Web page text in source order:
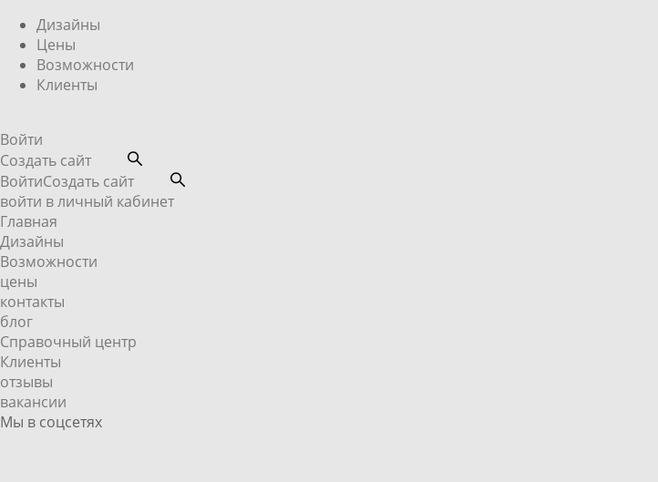
Дизайны
Цены
Возможности
Клиенты
Войти
Создать сайт
ВойтиСоздать сайт
войти в личный кабинет
Главная
Дизайны
Возможности
цены
контакты
блог
Справочный центр
Клиенты
отзывы
вакансии
Мы в соцсетях